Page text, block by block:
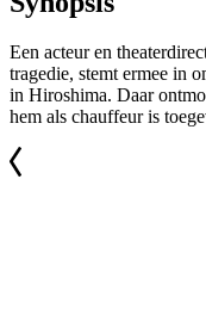
Een acteur en
tragedie, stemt ermee in
in Hiroshima. Daar
hem als chauffeur is